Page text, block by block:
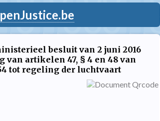
besluit van 2 juni 2016
artikelen 47, § 4 en 48 van
tot regeling der luchtvaart